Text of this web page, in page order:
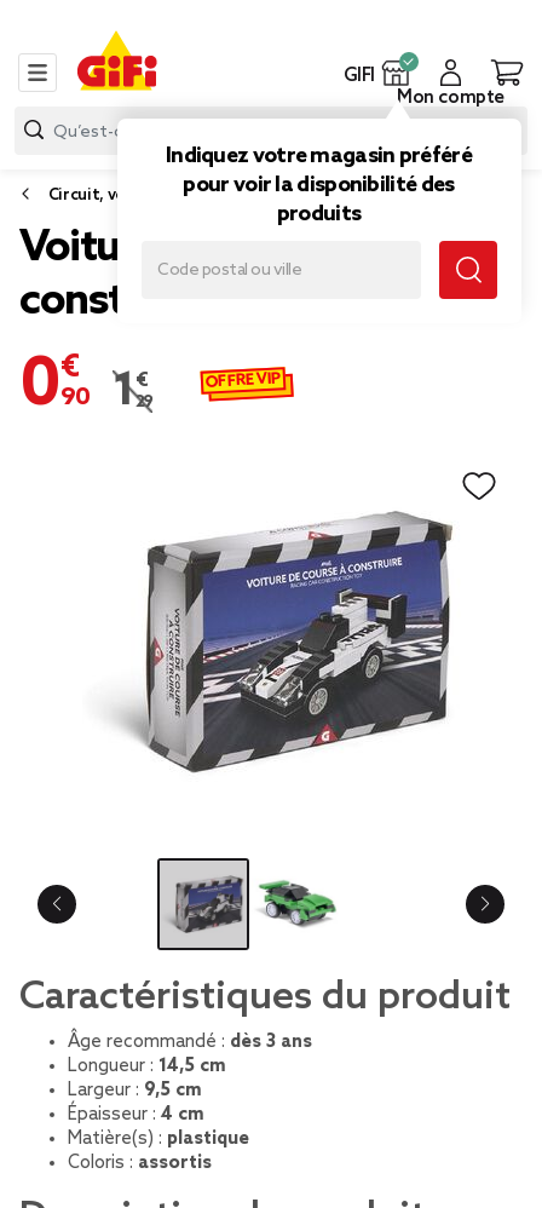
GIFI
Indiquez votre magasin préféré
pour voir la disponibilité des
produits
Mon compte
Circuit, voiture jouet
Voiture de course à
construire 16 pièces
0,90 €
Prix remisé de 1,29 € à 0,90 €
1,29 € OFFRE VIP
Caractéristiques du produit
Âge recommandé : dès 3 ans
Longueur : 14,5 cm
Largeur : 9,5 cm
Épaisseur : 4 cm
Matière(s) : plastique
Coloris : assortis